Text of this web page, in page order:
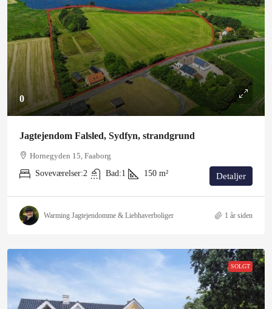
0
Jagtejendom Falsled, Sydfyn, strandgrund
Hornegyden 15, Faaborg
Soveværelser:2 Bad:1 150 m² Detaljer
Warming Jagtejendomme & Liebhaverboliger 1 år siden
SOLGT